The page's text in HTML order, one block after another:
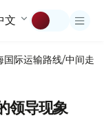
文
国际运输路线/中间走廊
领导现象